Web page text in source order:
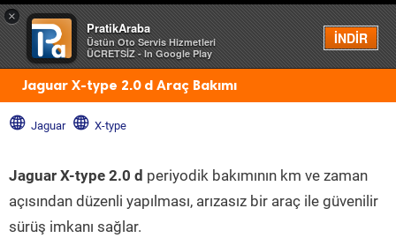
×
PratikAraba
Üstün Oto Servis Hizmetleri
ÜCRETSİZ - In Google Play
İNDİR
Menü
Jaguar X-type 2.0 d Araç Bakımı
Jaguar X-type
Jaguar X-type 2.0 d periyodik bakımının km ve zaman
açısından düzenli yapılması, arızasız bir araç ile güvenilir
sürüş imkanı sağlar.